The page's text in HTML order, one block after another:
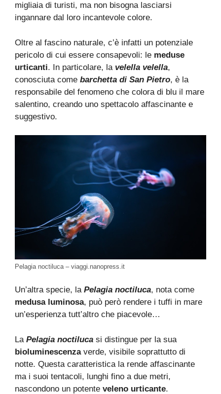
migliaia di turisti, ma non bisogna lasciarsi
ingannare dal loro incantevole colore.
Oltre al fascino naturale, c’è infatti un potenziale
pericolo di cui essere consapevoli: le meduse
urticanti. In particolare, la velella velella,
conosciuta come barchetta di San Pietro, è la
responsabile del fenomeno che colora di blu il mare
salentino, creando uno spettacolo affascinante e
suggestivo.
Pelagia noctiluca – viaggi.nanopress.it
Un’altra specie, la Pelagia noctiluca, nota come
medusa luminosa, può però rendere i tuffi in mare
un’esperienza tutt’altro che piacevole…
La Pelagia noctiluca si distingue per la sua
bioluminescenzaverde, visibile soprattutto di
notte. Questa caratteristica la rende affascinante
ma i suoi tentacoli, lunghi fino a due metri,
nascondono un potente veleno urticante.